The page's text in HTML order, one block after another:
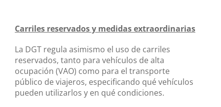
Carriles reservados y medidas extraordinarias
La DGT regula asimismo el uso de carriles
reservados, tanto para vehículos de alta
ocupación (VAO) como para el transporte
público de viajeros, especificando qué vehículos
pueden utilizarlos y en qué condiciones.